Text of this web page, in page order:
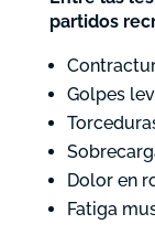
partidos
Golpes
Dolor en
Fatiga